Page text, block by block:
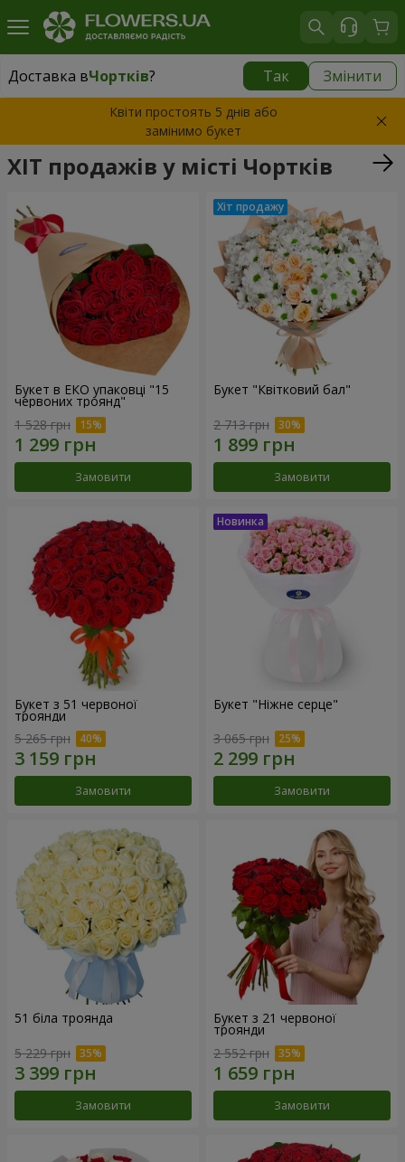
Доставка вЧортків? Так Змінити
Доставка вЧортків|
Квіти простоять 5 днів або
замінимо букет
ХІТ продажів у місті Чортків
Букет в ЕКО упаковці "15
червоних троянд"
1 528 грн
Замовити
Букет "Квітковий бал"
2 713 грн
Замовити
Букет з 51 червоної
троянди
5 265 грн
Замовити
Букет "Ніжне серце"
3 065 грн
Замовити
51 біла троянда
5 229 грн
Замовити
Букет з 21 червоної
троянди
2 552 грн
Замовити